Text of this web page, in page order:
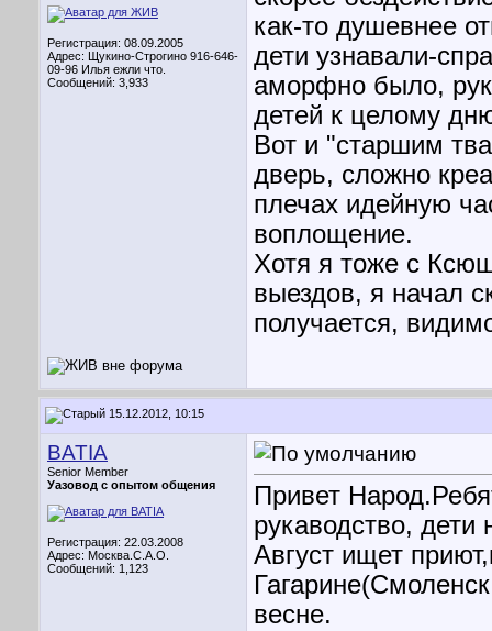
Регистрация: 08.09.2005
Адрес: Щукино-Строгино 916-646-
09-96 Илья ежли что.
Сообщений: 3,933
как-то душевнее
дети узнавали-
аморфно было,
детей к целому
Вот и "старшим
дверь, сложно
плечах идейную
воплощение.
Хотя я тоже с
выездов, я начал
получается,
15.12.2012, 10:15
BATIA
Senior Member
Уазовод с опытом общения
Регистрация: 22.03.2008
Адрес: Москва.С.А.О.
Сообщений: 1,123
Привет
рукаводство,
Август ищет
весне.